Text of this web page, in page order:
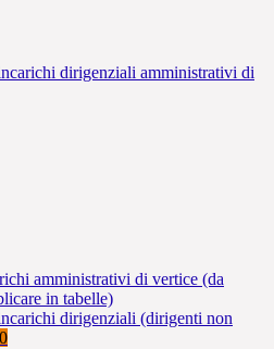
dirigenziali amministrativi di
amministrativi di vertice (da
in tabelle)
dirigenziali (dirigenti non